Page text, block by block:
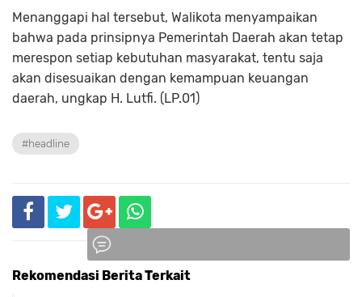
Menanggapi hal tersebut, Walikota menyampaikan
bahwa pada prinsipnya Pemerintah Daerah akan tetap
merespon setiap kebutuhan masyarakat, tentu saja
akan disesuaikan dengan kemampuan keuangan
daerah, ungkap H. Lutfi. (LP.01)
#headline
Rekomendasi Berita Terkait